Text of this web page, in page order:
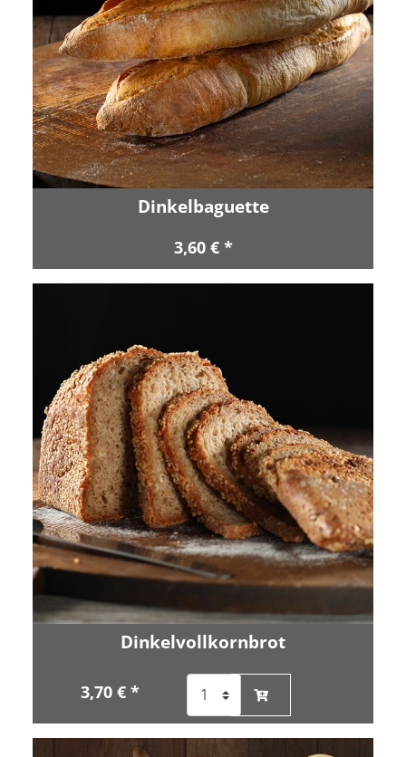
Dinkelbaguette
3,60 € *
Dinkelvollkornbrot
3,70 € *